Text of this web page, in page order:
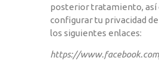
posterior tratamiento, así
configurar tu privacidad
los siguientes enlaces:
https://